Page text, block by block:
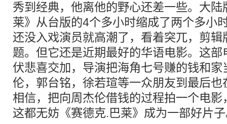
秀到经典，他离他的野心还差一些。大陆
莱》从台版的4个多小时缩成了两个多小
还没入戏演员就高潮了，看着突兀，剪
题。但它还是近期最好的华语电影。这
伏悲喜交加，导演把海角七号赚的钱和
伦，郭台铭，徐若瑄等一众朋友到最后
相信，把向周杰伦借钱的过程拍一个电
这都无妨《赛德克.巴莱》成为一部好片